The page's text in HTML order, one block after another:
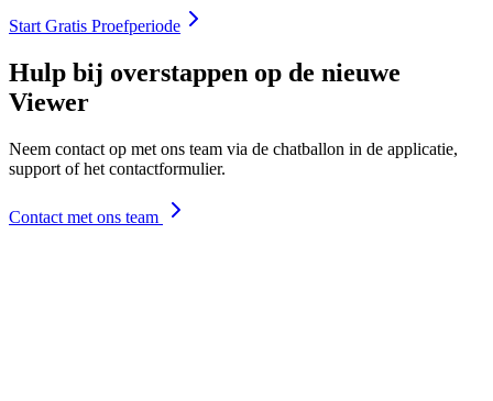
Start Gratis Proefperiode
Hulp bij overstappen op de nieuwe
Viewer
Neem contact op met ons team via de chatballon in de applicatie,
support of het contactformulier.
Contact met ons team